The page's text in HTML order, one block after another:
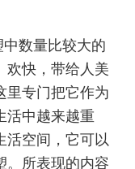
数量比较大的
欢快，带给人美
里专门把它作为
活中越来越重
活空间，它可以
。所表现的内容